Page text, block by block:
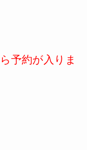
予約が入りま